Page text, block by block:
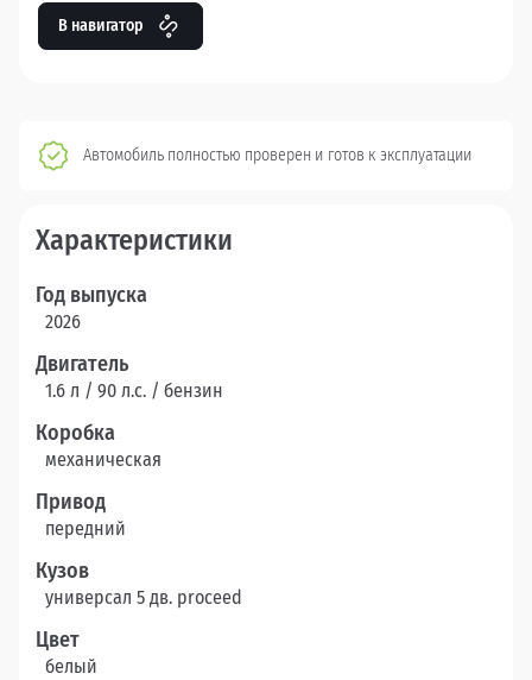
В навигатор
Автомобиль полностью проверен и готов к эксплуатации
Характеристики
Год выпуска
2026
Двигатель
1.6 л / 90 л.c. / бензин
Коробка
механическая
Привод
передний
Кузов
универсал 5 дв. proceed
Цвет
белый